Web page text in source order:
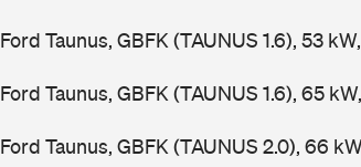
Ford Taunus, GBFK (TAUNUS 1.6), 53
Ford Taunus, GBFK (TAUNUS 1.6), 65
Ford Taunus, GBFK (TAUNUS 2.0), 66